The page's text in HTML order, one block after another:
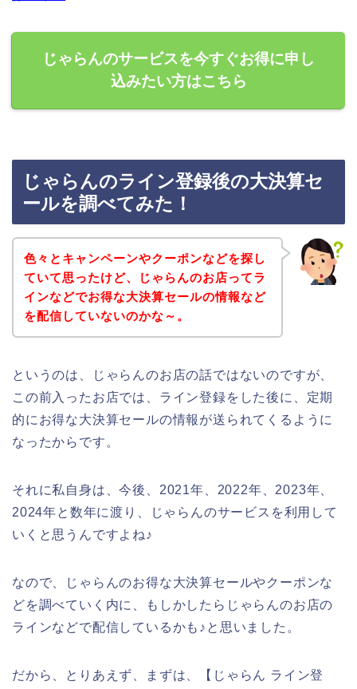
じゃらんのサービスを今すぐお得に申し
込みたい方はこちら
じゃらんのライン登録後の大決算セ
ールを調べてみた！
色々とキャンペーンやクーポンなどを探し
ていて思ったけど、じゃらんのお店ってラ
インなどでお得な大決算セールの情報など
を配信していないのかな～。
というのは、じゃらんのお店の話ではないのですが、
この前入ったお店では、ライン登録をした後に、定期
的にお得な大決算セールの情報が送られてくるように
なったからです。
それに私自身は、今後、2021年、2022年、2023年、
2024年と数年に渡り、じゃらんのサービスを利用して
いくと思うんですよね♪
なので、じゃらんのお得な大決算セールやクーポンな
どを調べていく内に、もしかしたらじゃらんのお店の
ラインなどで配信しているかも♪と思いました。
だから、とりあえず、まずは、【じゃらん ライン登